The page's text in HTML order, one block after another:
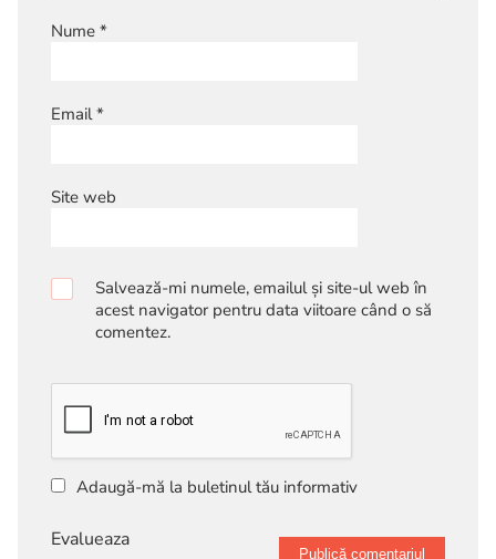
Nume *
Email*
Site web
Salvează-mi numele, emailul și site-ul web în
acest navigator pentru data viitoare când o să
comentez.
Adaugă-mă la buletinul tău informativ
Evalueaza